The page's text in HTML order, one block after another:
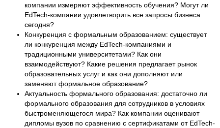
компании измеряют эффективность обучения? Могут ли
EdTech-компании удовлетворить все запросы бизнеса
сегодня?
Конкуренция с формальным образованием: существует
ли конкуренция между EdTech-компаниями и
традиционными университетами? Как они
взаимодействуют? Какие решения предлагает рынок
образовательных услуг и как они дополняют или
заменяют формальное образование?
Актуальность формального образования: достаточно ли
формального образования для сотрудников в условиях
быстроменяющегося мира? Как компании оценивают
дипломы вузов по сравнению с сертификатами от EdTech-